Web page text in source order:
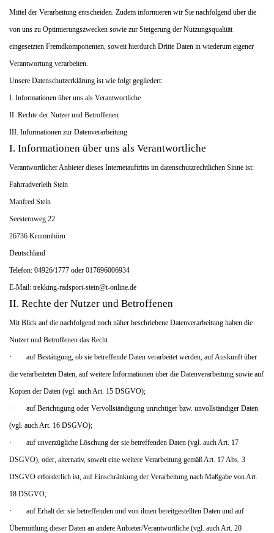
Mittel der Verarbeitung entscheiden. Zudem informieren wir Sie nachfolgend über die
von uns zu Optimierungszwecken sowie zur Steigerung der Nutzungsqualität
eingesetzten Fremdkomponenten, soweit hierdurch Dritte Daten in wiederum eigener
Verantwortung verarbeiten.
Unsere Datenschutzerklärung ist wie folgt gegliedert:
I. Informationen über uns als Verantwortliche
II. Rechte der Nutzer und Betroffenen
III. Informationen zur Datenverarbeitung
I. Informationen über uns als Verantwortliche
Verantwortlicher Anbieter dieses Internetauftritts im datenschutzrechtlichen Sinne ist:
Fahrradverleih Stein
Manfred Stein
Seesternweg 22
26736 Krummhörn
Deutschland
Telefon: 04926/1777 oder 017696006934
E-Mail: trekking-radsport-stein@t-online.de
II. Rechte der Nutzer und Betroffenen
Mit Blick auf die nachfolgend noch näher beschriebene Datenverarbeitung haben die
Nutzer und Betroffenen das Recht
·
auf Bestätigung, ob sie betreffende Daten verarbeitet werden, auf Auskunft über
die verarbeiteten Daten, auf weitere Informationen über die Datenverarbeitung sowie auf
Kopien der Daten (vgl. auch Art. 15 DSGVO);
·
auf Berichtigung oder Vervollständigung unrichtiger bzw. unvollständiger Daten
(vgl. auch Art. 16 DSGVO);
·
auf unverzügliche Löschung der sie betreffenden Daten (vgl. auch Art. 17
DSGVO), oder, alternativ, soweit eine weitere Verarbeitung gemäß Art. 17 Abs. 3
DSGVO erforderlich ist, auf Einschränkung der Verarbeitung nach Maßgabe von Art.
18 DSGVO;
·
auf Erhalt der sie betreffenden und von ihnen bereitgestellten Daten und auf
Übermittlung dieser Daten an andere Anbieter/Verantwortliche (vgl. auch Art. 20